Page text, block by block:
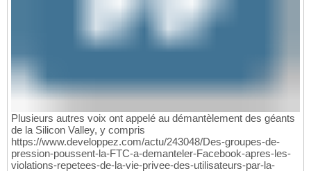
Plusieurs autres voix ont appelé au démantèlement des géants
de la Silicon Valley, y compris
https://www.developpez.com/actu/243048/Des-groupes-de-
pression-poussent-la-FTC-a-demanteler-Facebook-apres-les-
violations-repetees-de-la-vie-privee-des-utilisateurs-par-la-